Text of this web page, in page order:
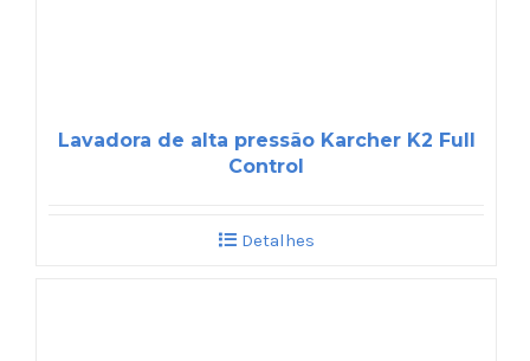
Lavadora de alta pressão Karcher K2 Full
Control
Detalhes